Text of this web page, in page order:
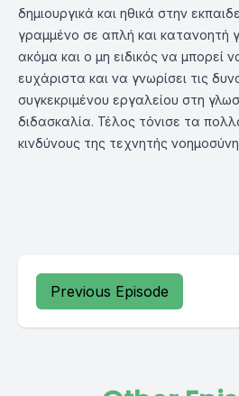
δημιουργικά και ηθικά στην
γραμμένο σε απλή και κατανοητή
ακόμα και ο μη ειδικός να μπορεί
ευχάριστα και να γνωρίσει τις
συγκεκριμένου εργαλείου στη
διδασκαλία. Τέλος τόνισε τα
κινδύνους της τεχνητής
Previous Episode